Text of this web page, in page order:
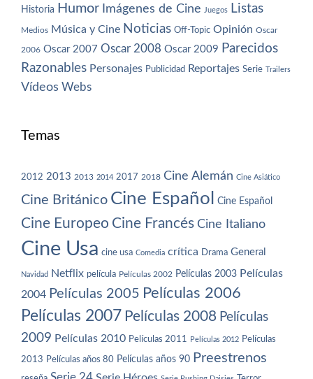
Historia Humor Imágenes de Cine Juegos Listas
Medios Música y Cine Noticias Off-Topic Opinión Oscar
2006 Oscar 2007 Oscar 2008 Oscar 2009 Parecidos
Razonables Personajes Publicidad Reportajes Serie Trailers
Vídeos Webs
Temas
2012 2013 2013 2014 2017 2018 Cine Alemán Cine Asiático
Cine Británico Cine Español Cine Español
Cine Europeo Cine Francés Cine Italiano
Cine Usa cine usa Comedia crítica Drama General
Navidad Netflix película Películas 2002 Películas 2003 Películas
2004 Películas 2005 Películas 2006
Películas 2007 Películas 2008 Películas
2009 Películas 2010 Películas 2011 Películas 2012 Películas
2013 Películas años 80 Películas años 90 Preestrenos